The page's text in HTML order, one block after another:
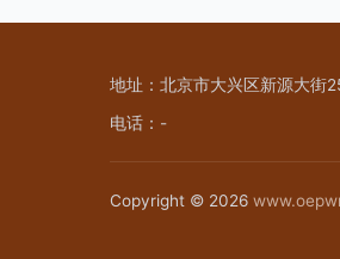
地址：北京市大兴区新源大街
电话：-
Copyright © 2026